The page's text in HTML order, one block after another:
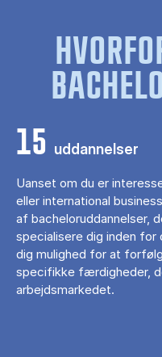
15 uddannelser
Uanset om du er
eller international
af bacheloruddannelser,
specialisere dig inden
dig mulighed for at
specifikke færdigheder,
arbejdsmarkedet.